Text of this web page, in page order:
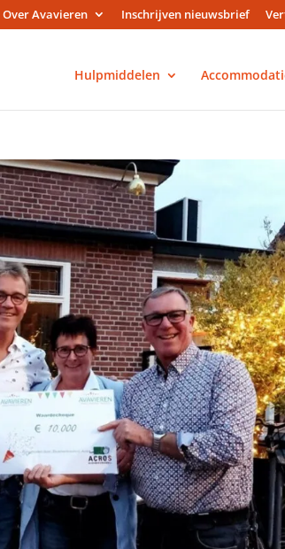
Over Avavieren Inschrijven nieuwsbrief
Hulpmiddelen